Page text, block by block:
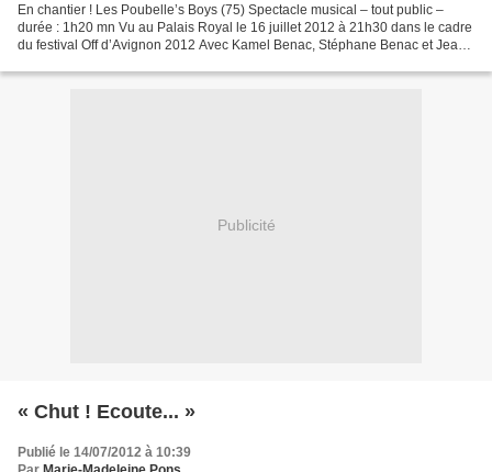
En chantier ! Les Poubelle’s Boys (75) Spectacle musical – tout public –
durée : 1h20 mn Vu au Palais Royal le 16 juillet 2012 à 21h30 dans le cadre
du festival Off d’Avignon 2012 Avec Kamel Benac, Stéphane Benac et Jean
Publicité
« Chut ! Ecoute... »
Publié le 14/07/2012 à 10:39